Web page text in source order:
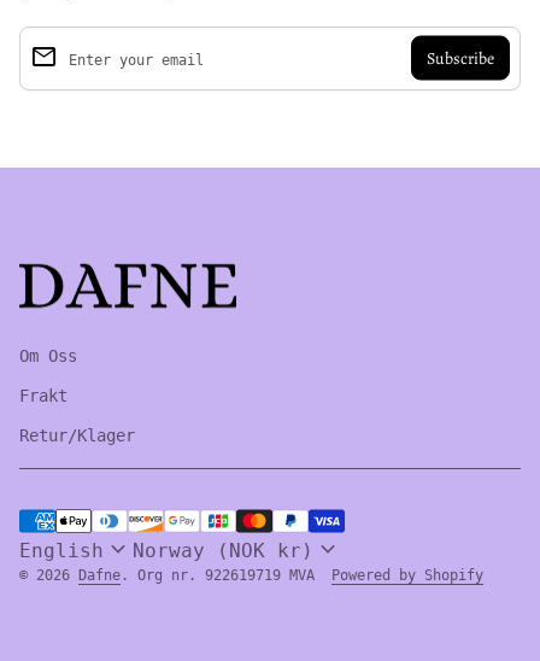
Enter your email
email
Om Oss
Frakt
Retur/Klager
Payment methods
English expand_more Norway (NOK kr) expand_more
© 2026 Dafne . Org nr. 922619719 MVA Powered by Shopify(link